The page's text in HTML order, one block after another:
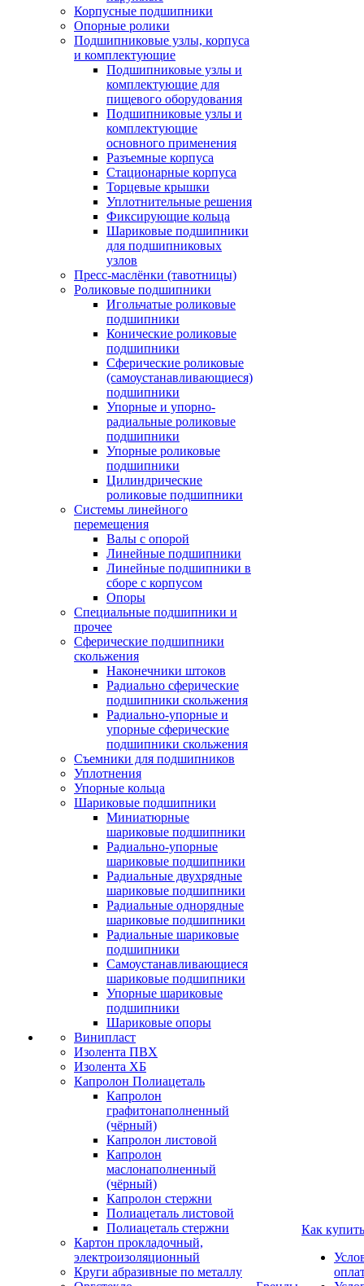
Корпусные подшипники
Опорные ролики
Подшипниковые узлы, корпуса
и комплектующие
Подшипниковые узлы и
комплектующие для
пищевого оборудования
Подшипниковые узлы и
комплектующие
основного применения
Разъемные корпуса
Стационарные корпуса
Торцевые крышки
Уплотнительные решения
Фиксирующие кольца
Шариковые подшипники
для подшипниковых
узлов
Пресс-маслёнки (тавотницы)
Роликовые подшипники
Игольчатые роликовые
подшипники
Конические роликовые
подшипники
Сферические роликовые
(самоустанавливающиеся)
подшипники
Упорные и упорно-
радиальные роликовые
подшипники
Упорные роликовые
подшипники
Цилиндрические
роликовые подшипники
Системы линейного
перемещения
Валы с опорой
Линейные подшипники
Линейные подшипники в
сборе с корпусом
Опоры
Специальные подшипники и
прочее
Сферические подшипники
скольжения
Наконечники штоков
Радиально сферические
подшипники скольжения
Радиально-упорные и
упорные сферические
подшипники скольжения
Съемники для подшипников
Уплотнения
Упорные кольца
Шариковые подшипники
Миниатюрные
шариковые подшипники
Радиально-упорные
шариковые подшипники
Радиальные двухрядные
шариковые подшипники
Радиальные однорядные
шариковые подшипники
Радиальные шариковые
подшипники
Самоустанавливающиеся
шариковые подшипники
Упорные шариковые
подшипники
Шариковые опоры
Винипласт
Изолента ПВХ
Изолента ХБ
Капролон Полиацеталь
Капролон
графитонаполненный
(чёрный)
Капролон листовой
Капролон
маслонаполненный
(чёрный)
Капролон стержни
Полиацеталь листовой
Полиацеталь стержни
Картон прокладочный,
электроизоляционный
Круги абразивные по металлу
Как купить